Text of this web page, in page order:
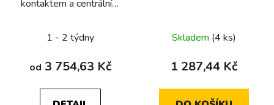
kontaktem a centrálním
1 - 2 týdny
od 3 754,63 Kč
Skladem (4 ks)
1 287,44 Kč